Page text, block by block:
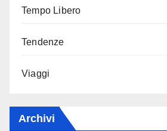
Tempo Libero
Tendenze
Viaggi
Archivi